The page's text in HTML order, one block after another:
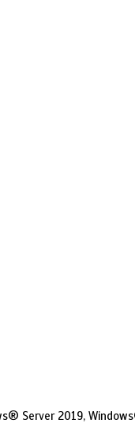
Server 2019,